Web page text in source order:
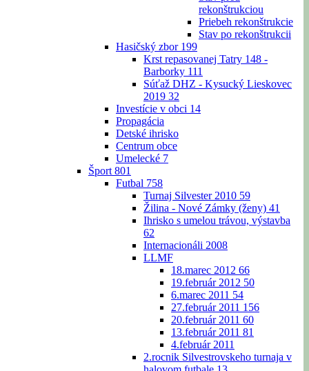
rekonštrukciou
Priebeh rekonštrukcie
Stav po rekonštrukcii
Hasičský zbor 199
Krst repasovanej Tatry 148 -
Barborky 111
Súťaž DHZ - Kysucký Lieskovec
2019 32
Investície v obci 14
Propagácia
Detské ihrisko
Centrum obce
Umelecké 7
Šport 801
Futbal 758
Turnaj Silvester 2010 59
Žilina - Nové Zámky (ženy) 41
Ihrisko s umelou trávou, výstavba
62
Internacionáli 2008
LLMF
18.marec 2012 66
19.február 2012 50
6.marec 2011 54
27.február 2011 156
20.február 2011 60
13.február 2011 81
4.február 2011
2.rocnik Silvestrovskeho turnaja v